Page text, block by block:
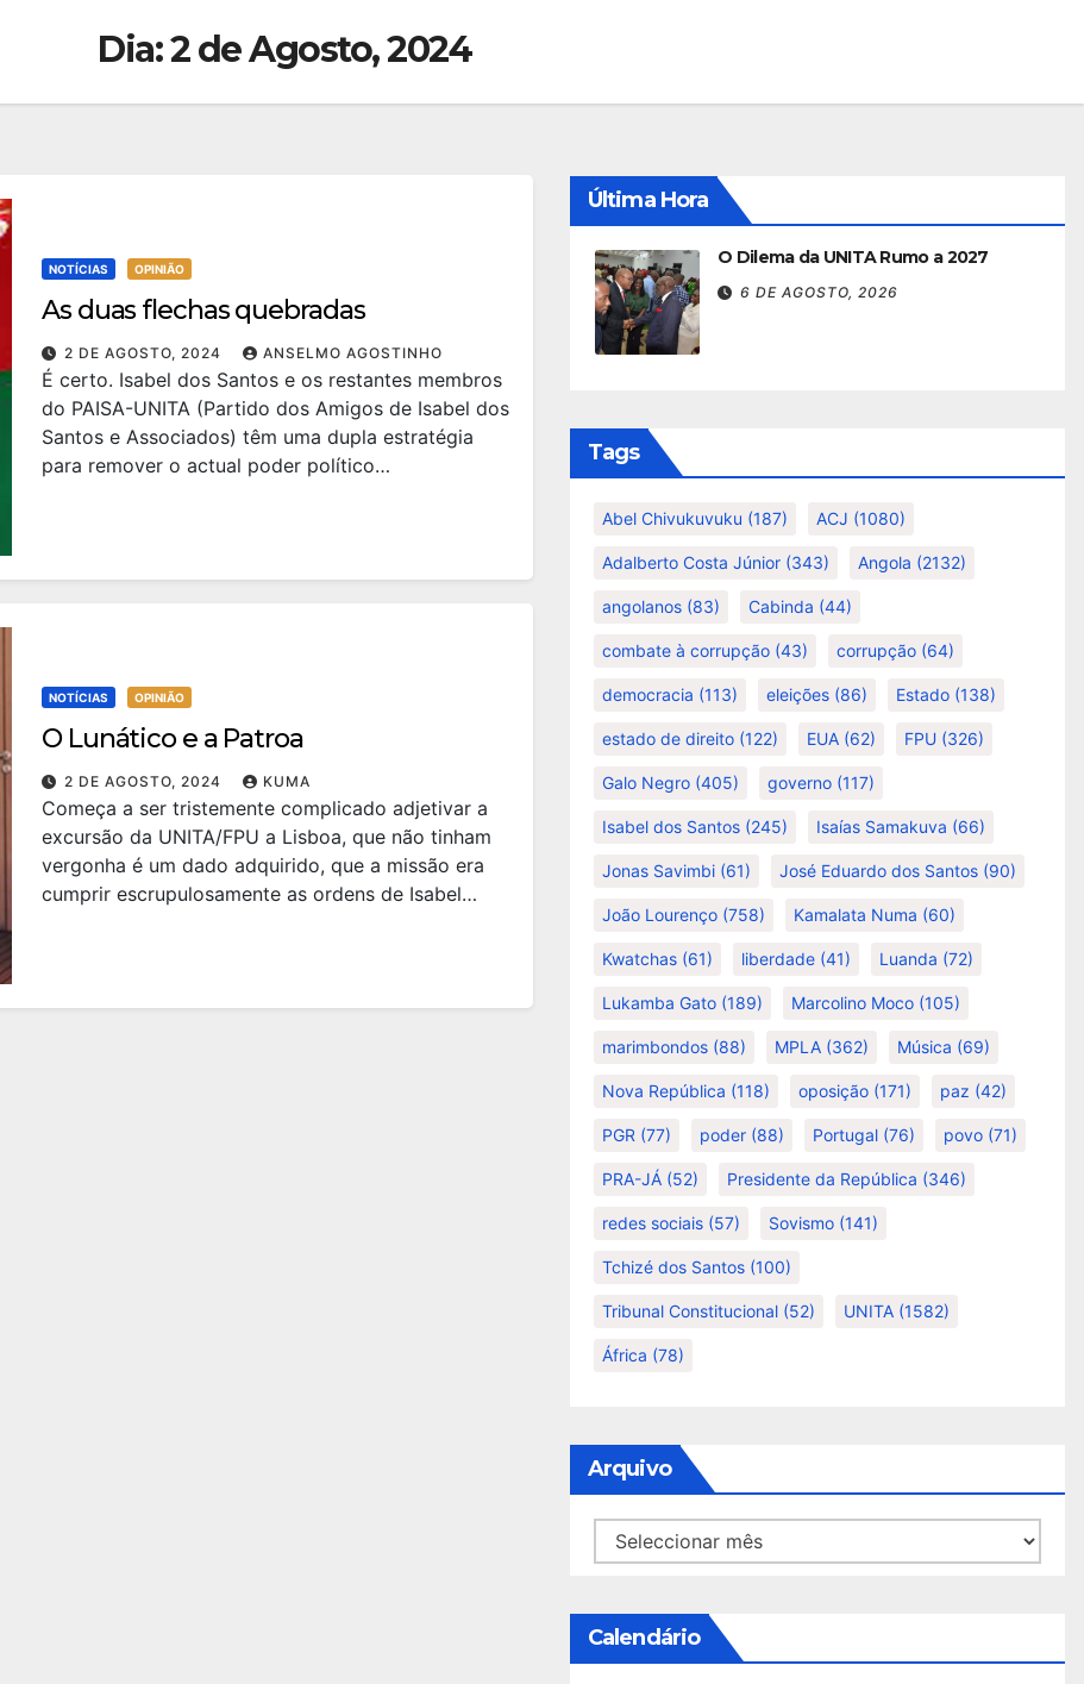
Dia:2 de Agosto, 2024
NOTÍCIAS OPINIÃO
As duas flechas quebradas
2 DE AGOSTO, 2024 ANSELMO AGOSTINHO
É certo. Isabel dos Santos e os restantes membros
do PAISA-UNITA (Partido dos Amigos de Isabel dos
Santos e Associados) têm uma dupla estratégia
para remover o actual poder político…
NOTÍCIAS OPINIÃO
O Lunático e a Patroa
2 DE AGOSTO, 2024 KUMA
Começa a ser tristemente complicado adjetivar a
excursão da UNITA/FPU a Lisboa, que não tinham
vergonha é um dado adquirido, que a missão era
cumprir escrupulosamente as ordens de Isabel…
Última Hora
O Dilema da UNITA Rumo a 2027
6 DE AGOSTO, 2026
Tags
Abel Chivukuvuku (187) ACJ (1080)
Adalberto Costa Júnior (343) Angola (2132)
angolanos (83) Cabinda (44)
combate à corrupção (43) corrupção (64)
democracia (113) eleições (86) Estado (138)
estado de direito (122) EUA (62) FPU (326)
Galo Negro (405) governo (117)
Isabel dos Santos (245) Isaías Samakuva (66)
Jonas Savimbi (61) José Eduardo dos Santos (90)
João Lourenço (758) Kamalata Numa (60)
Kwatchas (61) liberdade (41) Luanda (72)
Lukamba Gato (189) Marcolino Moco (105)
marimbondos (88) MPLA (362) Música (69)
Nova República (118) oposição (171) paz (42)
PGR (77) poder (88) Portugal (76) povo (71)
PRA-JÁ (52) Presidente da República (346)
redes sociais (57) Sovismo (141)
Tchizé dos Santos (100)
Tribunal Constitucional (52) UNITA (1582)
África (78)
Arquivo
Arquivo
Calendário